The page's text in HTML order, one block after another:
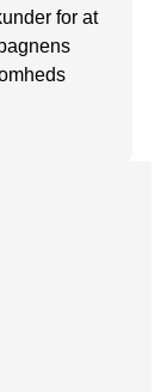
for at